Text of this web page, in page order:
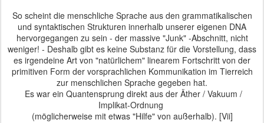
So scheint die menschliche Sprache aus den grammatikalischen
und syntaktischen Strukturen innerhalb unserer eigenen DNA
hervorgegangen zu sein - der massive "Junk" -Abschnitt, nicht
weniger! - Deshalb gibt es keine Substanz für die Vorstellung, dass
es irgendeine Art von "natürlichem" linearem Fortschritt von der
primitiven Form der vorsprachlichen Kommunikation im Tierreich
zur menschlichen Sprache gegeben hat.
Es war ein Quantensprung direkt aus der Äther / Vakuum /
Implikat-Ordnung
(möglicherweise mit etwas "Hilfe"von außerhalb). [Vii]